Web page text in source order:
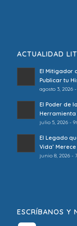
ACTUALIDAD
El Mitigador
Publicar tu
agosto 3, 2026 -
El Poder de
Herramienta
julio 5, 2026 -
El Legado
Vida’
junio 8, 2026 -
ESCRÍBANOS Y